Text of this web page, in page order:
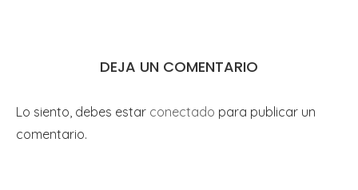
DEJA UN COMENTARIO
Lo siento, debes estar conectado para publicar un
comentario.